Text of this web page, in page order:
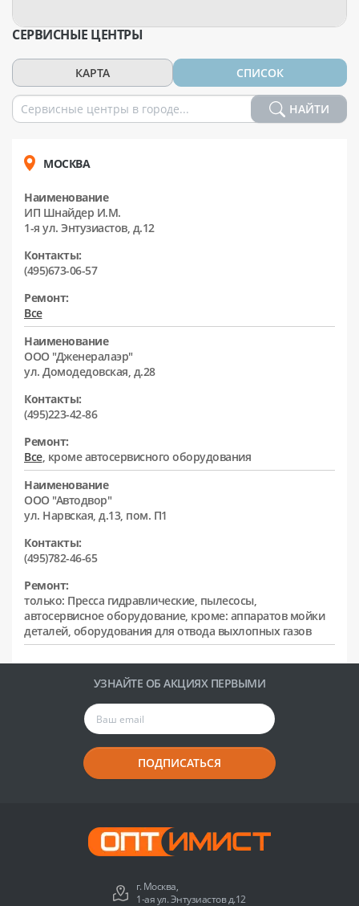
СЕРВИСНЫЕ ЦЕНТРЫ
КАРТА СПИСОК
НАЙТИ
МОСКВА
Наименование
ИП Шнайдер И.М.
1-я ул. Энтузиастов, д.12
Контакты:
(495)673-06-57
Ремонт:
Все
Наименование
ООО "Дженералаэр"
ул. Домодедовская, д.28
Контакты:
(495)223-42-86
Ремонт:
Все, кроме автосервисного оборудования
Наименование
ООО "Автодвор"
ул. Нарвская, д.13, пом. П1
Контакты:
(495)782-46-65
Ремонт:
только: Пресса гидравлические, пылесосы,
автосервисное оборудование, кроме: аппаратов мойки
деталей, оборудования для отвода выхлопных газов
УЗНАЙТЕ ОБ АКЦИЯХ ПЕРВЫМИ
ПОДПИСАТЬСЯ
г. Москва,
1-ая ул. Энтузиастов д.12